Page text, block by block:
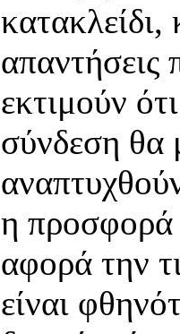
κατακλείδι,
απαντήσεις
εκτιμούν
σύνδεση θα
η προσφορά
αφορά την
είναι